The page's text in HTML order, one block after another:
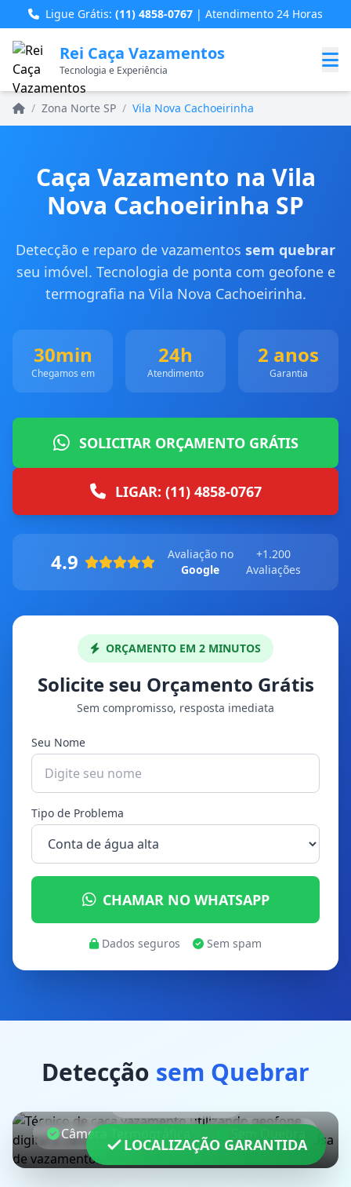
Ligue Grátis: (11) 4858-0767 | Atendimento 24 Horas
Rei Caça Vazamentos
Tecnologia e Experiência
Home
/ Zona Norte SP / Vila Nova Cachoeirinha
Caça Vazamento na Vila
Nova Cachoeirinha SP
Detecção e reparo de vazamentos sem quebrar
seu imóvel. Tecnologia de ponta com geofone e
termografia na Vila Nova Cachoeirinha.
30min
Chegamos em
24h
Atendimento
2 anos
Garantia
SOLICITAR ORÇAMENTO GRÁTIS
LIGAR: (11) 4858-0767
4.9
Avaliação no
Google
+1.200
Avaliações
ORÇAMENTO EM 2 MINUTOS
Solicite seu Orçamento Grátis
Sem compromisso, resposta imediata
Seu Nome
Tipo de Problema
CHAMAR NO WHATSAPP
Dados seguros Sem spam
Detecção sem Quebrar
LOCALIZAÇÃO GARANTIDA
Câmera Termográfica